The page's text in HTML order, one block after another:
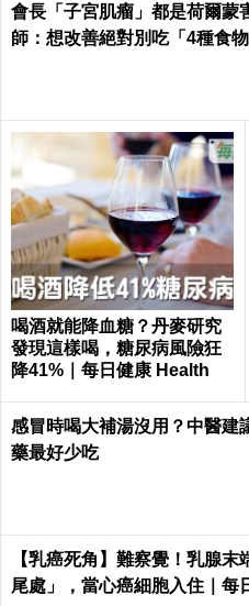
會長「子宮肌瘤」都是荷爾蒙
師：想改善絕對別吃「4種食物
喝酒就能降血糖？丹麥研究
發現這樣喝，糖尿病風險狂
降41%｜每日健康 Health
感冒時喝大補湯沒用？中醫建
藥最好少吃
【乳癌死角】難察覺！乳腺末
尾處」，當心癌細胞入住｜每